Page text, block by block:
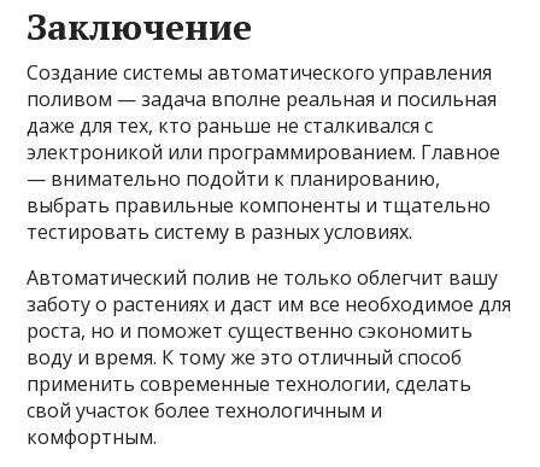
Заключение
Создание системы автоматического управления
поливом — задача вполне реальная и посильная
даже для тех, кто раньше не сталкивался с
электроникой или программированием. Главное
— внимательно подойти к планированию,
выбрать правильные компоненты и тщательно
тестировать систему в разных условиях.
Автоматический полив не только облегчит вашу
заботу о растениях и даст им все необходимое для
роста, но и поможет существенно сэкономить
воду и время. К тому же это отличный способ
применить современные технологии, сделать
свой участок более технологичным и
комфортным.